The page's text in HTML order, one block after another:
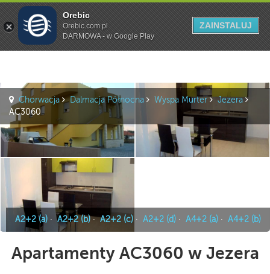
Szukaj
A2+2 (a) ·A2+2 (b)·A2+2 (c) · A2+2 (d) · A4+2 (a) · A4+2 (b)
Chorwacja Dalmacja Północna Wyspa Murter
Jezera
AC3060
Apartamenty AC3060 w Jezera
Orebic
Orebic.com.pl
DARMOWA - w Google Play
ZAINSTALUJ